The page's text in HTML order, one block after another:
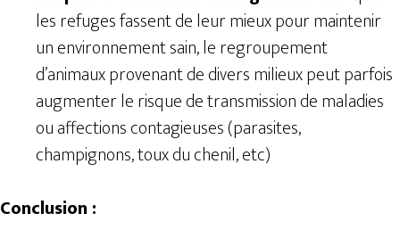
les refuges fassent de leur mieux pour maintenir
un environnement sain, le regroupement
d’animaux provenant de divers milieux peut parfois
augmenter le risque de transmission de maladies
ou affections contagieuses (parasites,
champignons, toux du chenil, etc)
Conclusion :